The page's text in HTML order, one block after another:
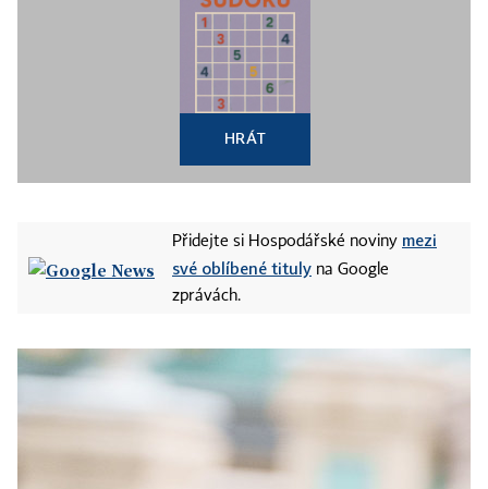
HRÁT
Přidejte si Hospodářské noviny mezi
své oblíbené tituly na Google
zprávách.